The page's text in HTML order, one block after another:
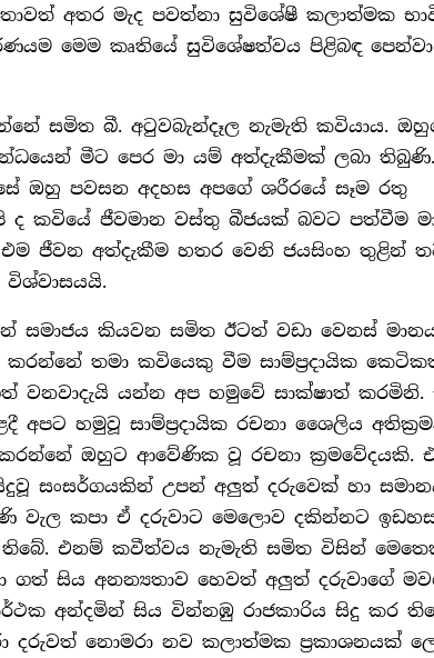
අතර මැද පවත්නා සුවිශේෂී කලාත්මක
මෙම කෘතියේ සුවිශේෂත්වය පිළිබඳ
සමිත බී. අටුවබැන්දෑල නැමැති කවියාය.
මීට පෙර මා යම් අත්දැකීමක් ලබා
ඔහු පවසන අදහස අපගේ ශරීරයේ සෑම රතු
කවියේ ජීවමාන වස්තු බීජයක් බවට පත්වීම
ජීවන අත්දැකීම හතර වෙනි ජයසිංහ තුළින්
කියවන සමිත ඊටත් වඩා වෙනස්
තමා කවියෙකු වීම සාම්ප‍්‍රදායික
වනවාදැයි යන්න අප හමුවේ සාක්ෂාත්
අපට හමුවූ සාම්ප‍්‍රදායික රචනා ශෛලිය
ඔහුට ආවේණික වූ රචනා ක‍්‍රමවේදයකි.
සංසර්ගයකින් උපන් අලුත් දරුවෙක් හා
වැල කපා ඒ දරුවාට මෙලොව දකින්නට
එනම් කවීත්වය නැමැති සමිත විසින්
සිය අනන්‍යතාව හෙවත් අලුත් දරුවාගේ
අන්දමින් සිය වින්නඹු රාජකාරිය සිදු කර
දරුවත් නොමරා නව කලාත්මක ප‍්‍රකාශනයක්